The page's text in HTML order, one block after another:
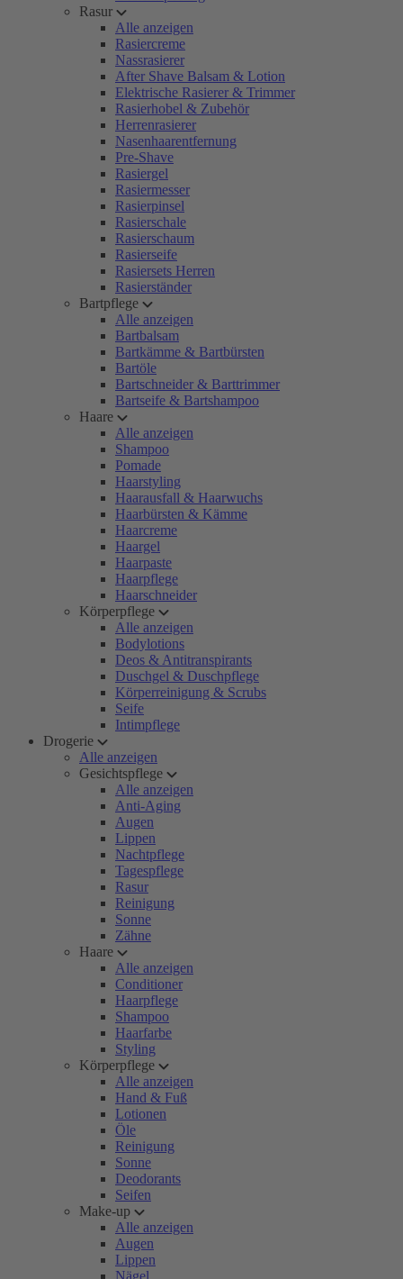
Rasur
Alle anzeigen
Rasiercreme
Nassrasierer
After Shave Balsam & Lotion
Elektrische Rasierer & Trimmer
Rasierhobel & Zubehör
Herrenrasierer
Nasenhaarentfernung
Pre-Shave
Rasiergel
Rasiermesser
Rasierpinsel
Rasierschale
Rasierschaum
Rasierseife
Rasiersets Herren
Rasierständer
Bartpflege
Alle anzeigen
Bartbalsam
Bartkämme & Bartbürsten
Bartöle
Bartschneider & Barttrimmer
Bartseife & Bartshampoo
Haare
Alle anzeigen
Shampoo
Pomade
Haarstyling
Haarausfall & Haarwuchs
Haarbürsten & Kämme
Haarcreme
Haargel
Haarpaste
Haarpflege
Haarschneider
Körperpflege
Alle anzeigen
Bodylotions
Deos & Antitranspirants
Duschgel & Duschpflege
Körperreinigung & Scrubs
Seife
Intimpflege
Drogerie
Alle anzeigen
Gesichtspflege
Alle anzeigen
Anti-Aging
Augen
Lippen
Nachtpflege
Tagespflege
Rasur
Reinigung
Sonne
Zähne
Haare
Alle anzeigen
Conditioner
Haarpflege
Shampoo
Haarfarbe
Styling
Körperpflege
Alle anzeigen
Hand & Fuß
Lotionen
Öle
Reinigung
Sonne
Deodorants
Seifen
Make-up
Alle anzeigen
Augen
Lippen
Nägel